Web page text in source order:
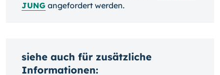
JUNG angefordert werden.
siehe auch für zusätzliche
Informationen: